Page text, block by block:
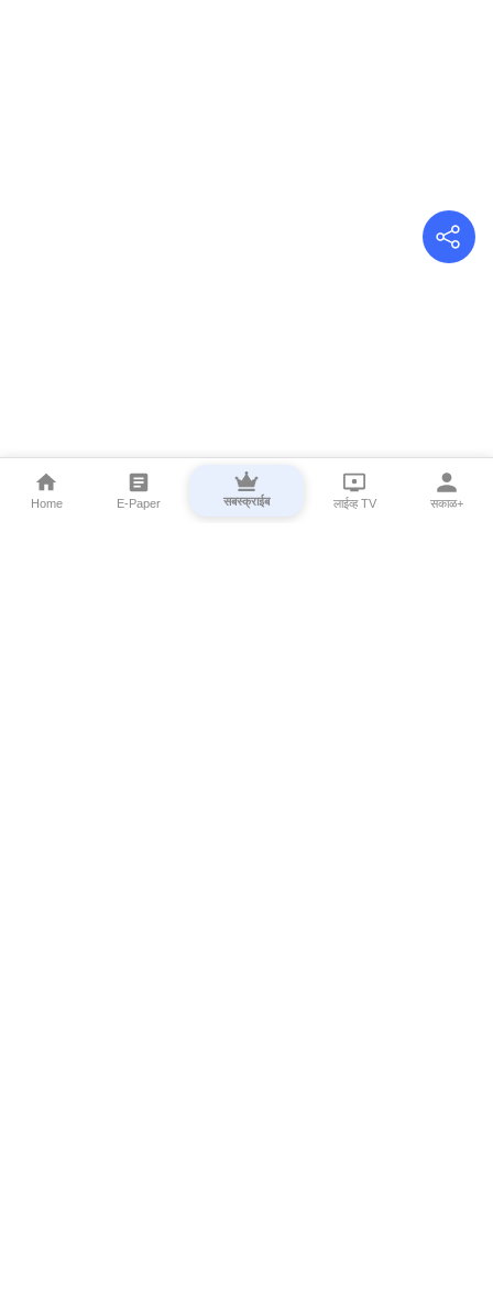
Home E-Paper सबस्क्राईब लाईव्ह TV सकाळ+